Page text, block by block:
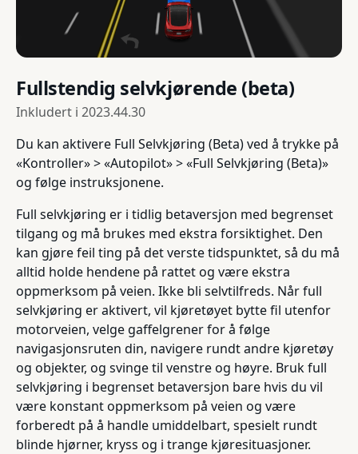
Fullstendig selvkjørende (beta)
Inkludert i 2023.44.30
Du kan aktivere Full Selvkjøring (Beta) ved å trykke på
«Kontroller» > «Autopilot» > «Full Selvkjøring (Beta)»
og følge instruksjonene.
Full selvkjøring er i tidlig betaversjon med begrenset
tilgang og må brukes med ekstra forsiktighet. Den
kan gjøre feil ting på det verste tidspunktet, så du må
alltid holde hendene på rattet og være ekstra
oppmerksom på veien. Ikke bli selvtilfreds. Når full
selvkjøring er aktivert, vil kjøretøyet bytte fil utenfor
motorveien, velge gaffelgrener for å følge
navigasjonsruten din, navigere rundt andre kjøretøy
og objekter, og svinge til venstre og høyre. Bruk full
selvkjøring i begrenset betaversjon bare hvis du vil
være konstant oppmerksom på veien og være
forberedt på å handle umiddelbart, spesielt rundt
blinde hjørner, kryss og i trange kjøresituasjoner.